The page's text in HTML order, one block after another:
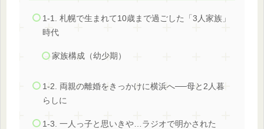
1-1. 札幌で生まれて10歳まで過ごした「3人家族」
時代
家族構成（幼少期）
1-2. 両親の離婚をきっかけに横浜へ──母と2人暮
らしに
1-3. 一人っ子と思いきや…ラジオで明かされた